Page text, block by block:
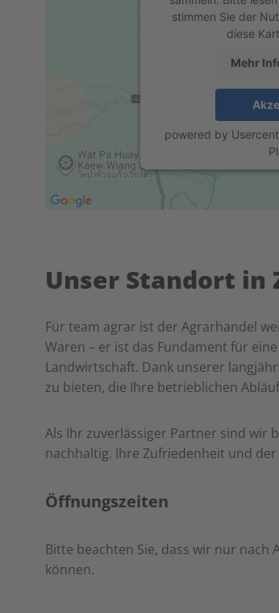
stimmen Sie der
diese
Mehr
powered by
Unser Standort in
Für team agrar ist der Agrarhandel
Waren – er ist das Fundament für
Landwirtschaft. Dank unserer
zu bieten, die Ihre betrieblichen
Als Ihr zuverlässiger Partner sind wir
nachhaltig. Ihre Zufriedenheit und
Öffnungszeiten
Bitte beachten Sie, dass wir nur
können.